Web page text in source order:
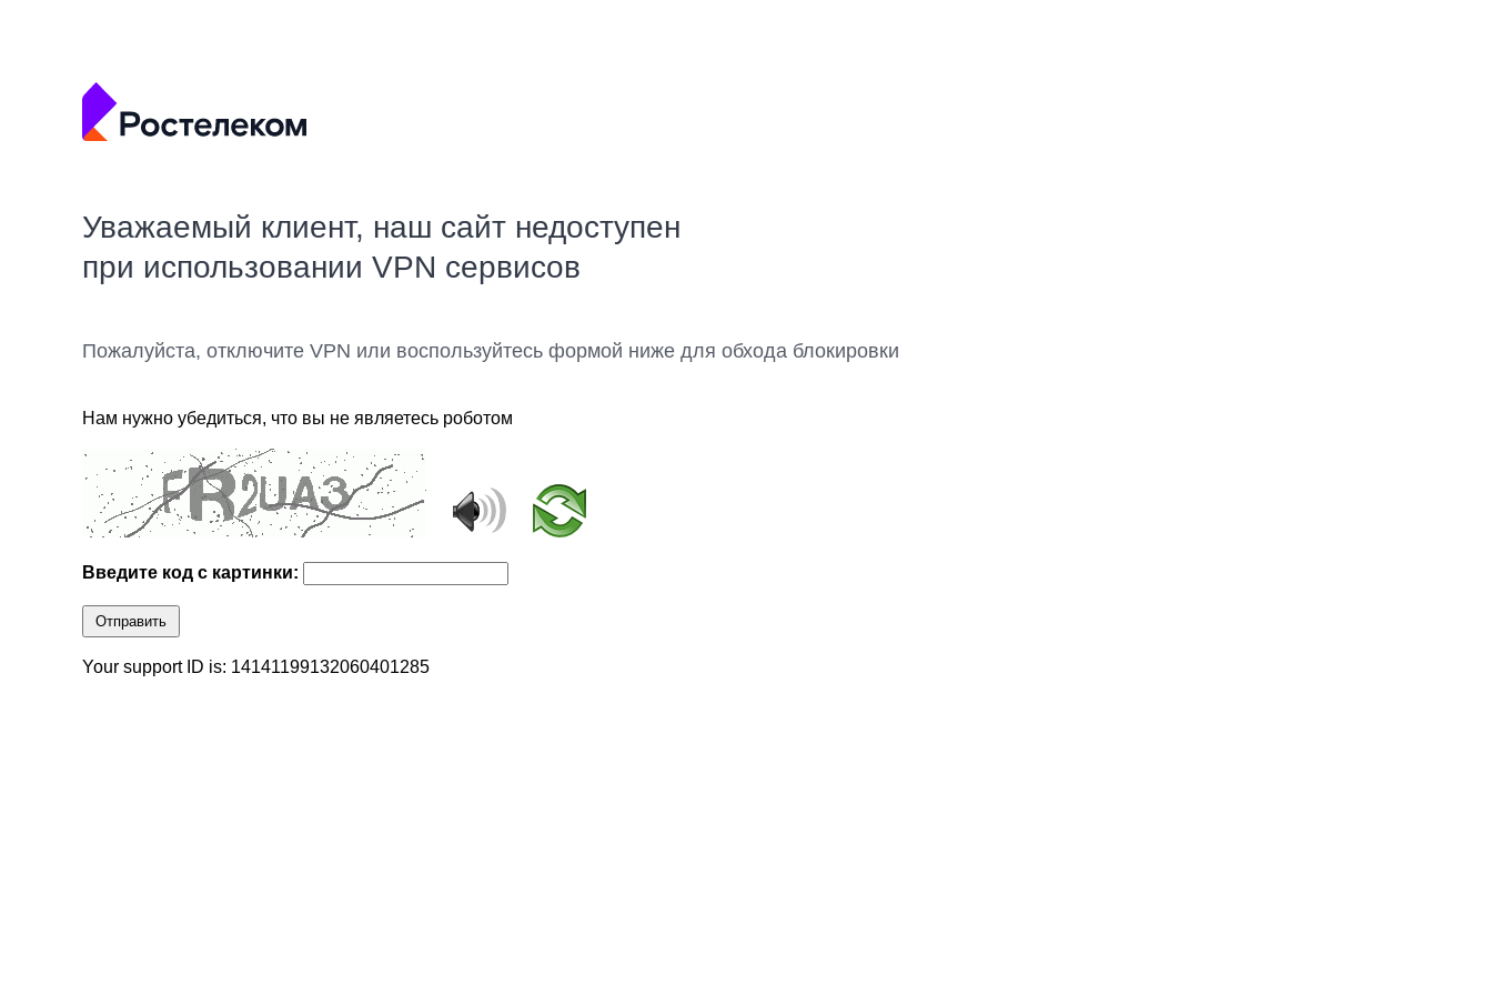
Уважаемый клиент, наш сайт недоступен
при использовании VPN сервисов
Пожалуйста, отключите VPN или воспользуйтесь формой ниже для обхода блокировки
Нам нужно убедиться, что вы не являетесь роботом
Введите код с картинки:
Отправить
Your support ID is: 14141199132060401285